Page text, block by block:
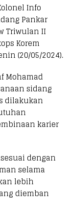
Info
Pankar
Triwulan II
Korem
(20/05/2024).
Mohamad
sidang
dilakukan
karier
dengan
selama
lebih
diemban